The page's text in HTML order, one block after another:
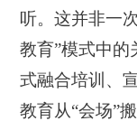
听。这并非一
教育”模式中
式融合培训、
教育从“会场”